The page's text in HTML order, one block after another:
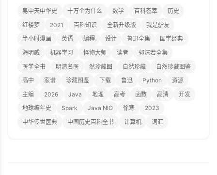
易中天中华史 十万个为什么 数学 百科荟萃
历史
红楼梦
2021 百科知识 全新升级版
我是驴友
半小时漫画
英语 编程 设计 鲁迅全集
国学经典
海明威
机器学习 怪物大师 读者
郭沫若全集
医学全书
明清名医 然珍藏图 自然珍藏
自然珍藏图鉴
高中
家谱 珍藏图鉴 下载 鲁迅 Python
资源
主编
2026 Java 地理 高考 函数 高清
开发
地球编年史
Spark Java NIO 徐寒
2023
中华传世医典
中国历史百科全书 计算机 词汇